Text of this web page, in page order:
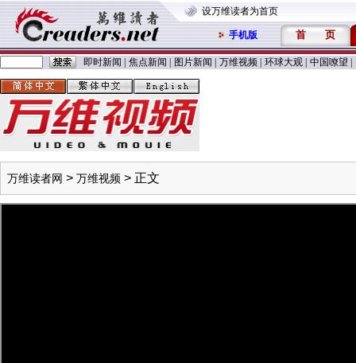
设万维读者为首页
手机版 首 页
即时新闻 焦点新闻 图片新闻 万维视频 环球大观 中国嘹望
万维读者网 > 万维视频 > 正文